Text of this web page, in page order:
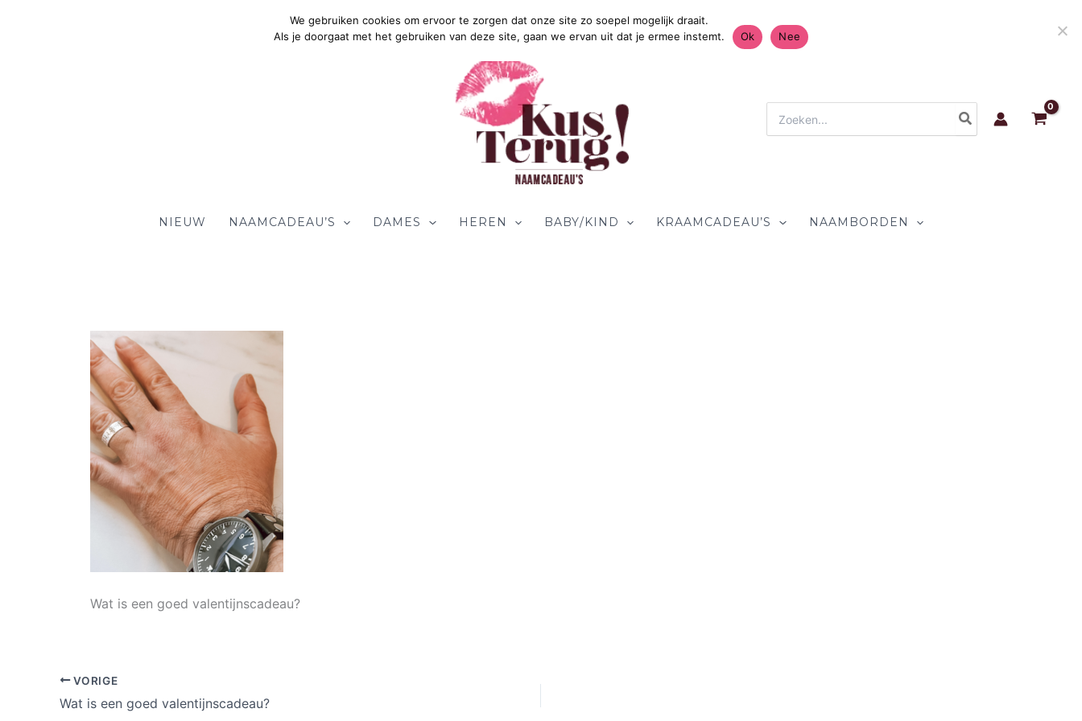
Gratis Verzending in Nederland & België 4.7/5 op
naar:
NIEUW NAAMCADEAU’S DAMES HEREN BABY/KIND KRAAMCADEAU’S NAAMBORDEN
Wat is een goed valentijnscadeau?
VORIGE
Wat is een goed valentijnscadeau?
We gebruiken cookies om ervoor te zorgen dat onze site zo soepel mogelijk draait.
Als je doorgaat met het gebruiken van deze site, gaan we ervan uit dat je ermee instemt.
Ok Nee